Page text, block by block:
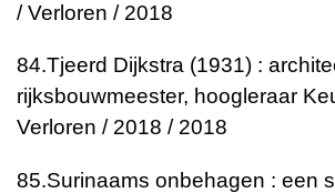
/ Verloren / 2018
84.Tjeerd Dijkstra (1931) :
rijksbouwmeester, hoogleraar
Verloren / 2018 / 2018
85.Surinaams onbehagen : een